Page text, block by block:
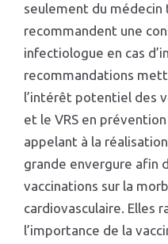
seulement du médecin
recommandent une
infectiologue en cas
recommandations
l’intérêt potentiel des
et le VRS en
appelant à la
grande envergure afin
vaccinations sur la
cardiovasculaire. Elles
l’importance de la